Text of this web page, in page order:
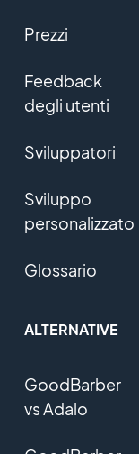
Prezzi
Feedback
degli utenti
Sviluppatori
Sviluppo
personalizzato
Glossario
ALTERNATIVE
GoodBarber
vs Adalo